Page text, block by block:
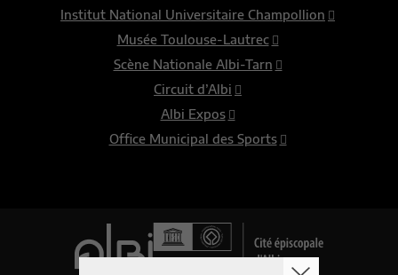
Institut National Universitaire Champollion
Musée Toulouse-Lautrec
Scène Nationale Albi-Tarn
Circuit d’Albi
Albi Expos
Office Municipal des Sports